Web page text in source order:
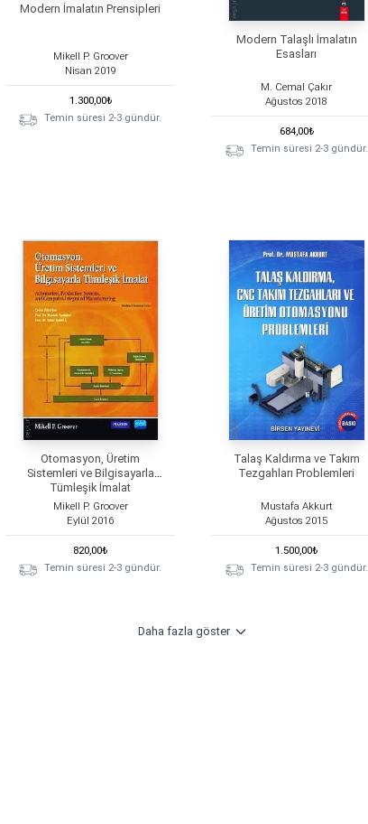
Modern İmalatın Prensipleri
Mikell P. Groover
Nisan 2019
1.300,00₺
Temin süresi 2-3 gündür.
Modern Talaşlı İmalatın
Esasları
M. Cemal Çakır
Ağustos 2018
684,00₺
Temin süresi 2-3 gündür.
Otomasyon, Üretim
Sistemleri ve Bilgisayarla
Tümleşik İmalat
Mikell P. Groover
Eylül 2016
820,00₺
Temin süresi 2-3 gündür.
Talaş Kaldırma ve Takım
Tezgahları Problemleri
Mustafa Akkurt
Ağustos 2015
1.500,00₺
Temin süresi 2-3 gündür.
Daha fazla göster